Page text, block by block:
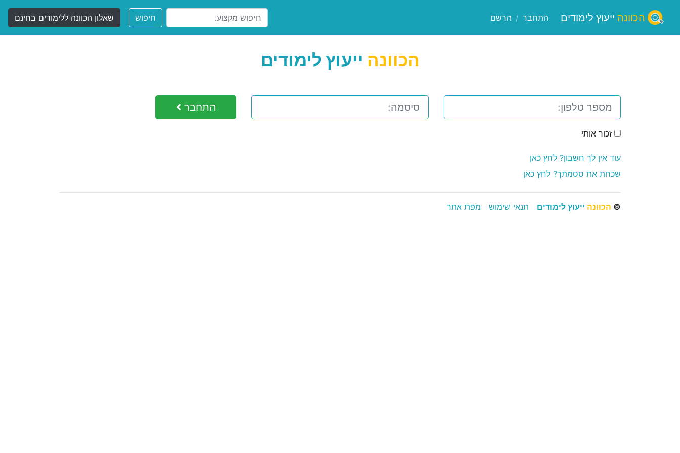
הכוונה ייעוץ לימודים התחבר / הרשם חיפוש שאלון הכוונה ללימודים בחינם
הכוונה ייעוץ לימודים
התחבר
זכור אותי
עוד אין לך חשבון? לחץ כאן
שכחת את ססמתך? לחץ כאן
© הכוונה ייעוץ לימודים תנאי שימוש מפת אתר